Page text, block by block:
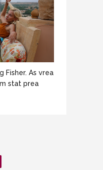
Fisher. As vrea
stat prea